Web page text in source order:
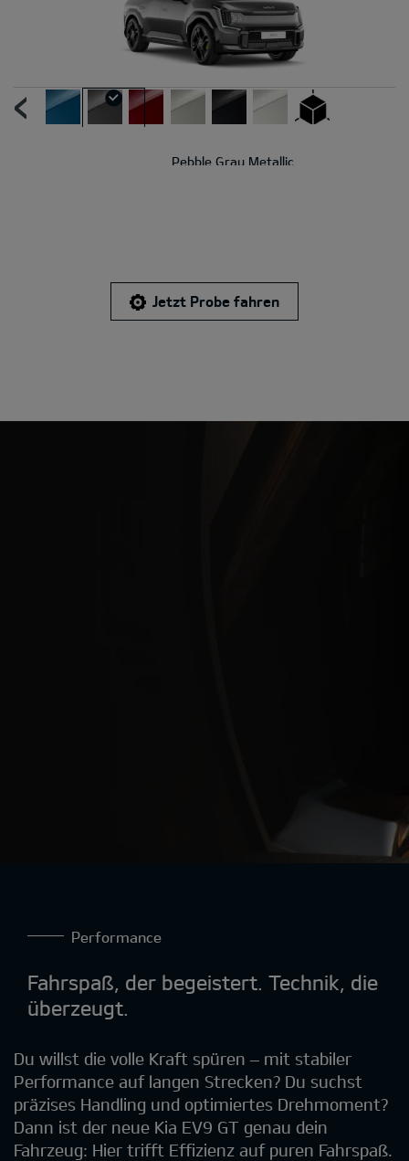
Pebble Gray Metallic
Jetzt Probe fahren
Performance
Fahrspaß, der begeistert. Technik, die
überzeugt.
Du willst die volle Kraft spüren – mit stabiler
Performance auf langen Strecken? Du suchst
präzises Handling und optimiertes Drehmoment?
Dann ist der neue Kia EV9 GT genau dein
Fahrzeug: Hier trifft Effizienz auf puren Fahrspaß.